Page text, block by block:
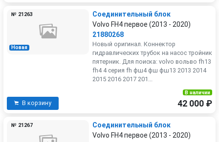
Новая
№ 21263
Соединительный блок
Volvo FH4 первое (2013 - 2020)
21880268
Новый оригинал. Коннектор
гидравлических трубок на насос тройник
пятерник. Для поиска: volvo вольво fh13
fh4 4 серия fh фш4 фш фш13 2013 2014
2015 2016 2017 201...
В корзину
В наличии
42 000 ₽
№ 21267
Соединительный блок
Volvo FH4 первое (2013 - 2020)